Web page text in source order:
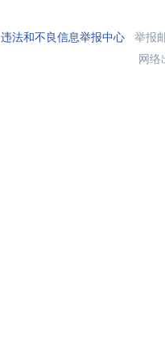
违法和不良信息举报中心举报
网